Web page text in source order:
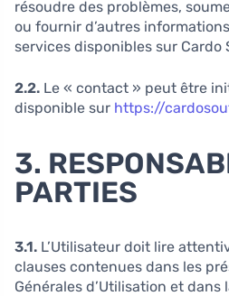
résoudre des problèmes,
ou fournir d’autres
services disponibles sur Cardo
2.2. Le « contact » peut être
disponible sur https://
3.
PARTIES
3.1. L’Utilisateur doit lire
clauses contenues dans les
Générales d’Utilisation et dans